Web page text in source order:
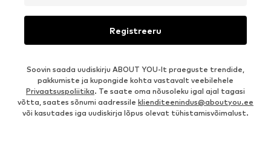
Registreeru
Soovin saada uudiskirju ABOUT YOU-lt praeguste trendide,
pakkumiste ja kupongide kohta vastavalt veebilehele
Privaatsuspoliitika. Te saate oma nõusoleku igal ajal tagasi
võtta, saates sõnumi aadressile klienditeenindus@aboutyou.ee
või kasutades iga uudiskirja lõpus olevat tühistamisvõimalust.